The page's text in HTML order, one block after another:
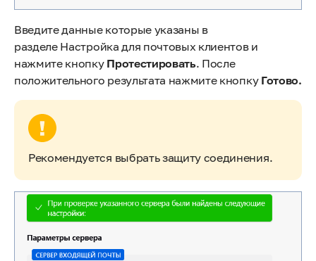
Введите данные которые указаны в
разделе Настройка для почтовых клиентов и
нажмите кнопку Протестировать. После
положительного результата нажмите кнопкуГотово.
Рекомендуется выбрать защиту соединения.